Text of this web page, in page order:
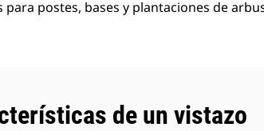
para postes, bases y plantaciones de
de un vistazo